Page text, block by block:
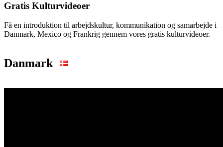
Gratis Kulturvideoer
Få en introduktion til arbejdskultur, kommunikation og samarbejde i
Danmark, Mexico og Frankrig gennem vores gratis kulturvideoer.
Danmark